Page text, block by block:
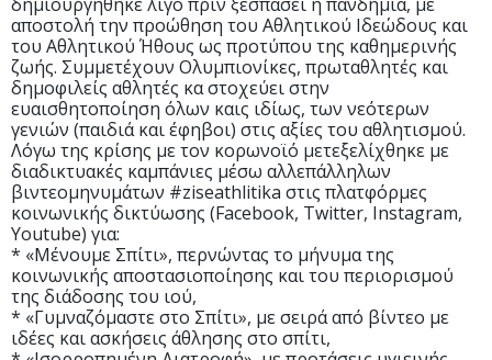
δημιουργήθηκε λίγο πριν ξεσπάσει η πανδημία, με
αποστολή την προώθηση του Αθλητικού Ιδεώδους και
του Αθλητικού Ήθους ως προτύπου της καθημερινής
ζωής. Συμμετέχουν Ολυμπιονίκες, πρωταθλητές και
δημοφιλείς αθλητές κα στοχεύει στην
ευαισθητοποίηση όλων καις ιδίως, των νεότερων
γενιών (παιδιά και έφηβοι) στις αξίες του αθλητισμού.
Λόγω της κρίσης με τον κορωνοϊό μετεξελίχθηκε με
διαδικτυακές καμπάνιες μέσω αλλεπάλληλων
βιντεομηνυμάτων #ziseathlitika στις πλατφόρμες
κοινωνικής δικτύωσης (Facebook, Twitter, Instagram,
Youtube) για:
* «Μένουμε Σπίτι», περνώντας το μήνυμα της
κοινωνικής αποστασιοποίησης και του περιορισμού
της διάδοσης του ιού,
* «Γυμναζόμαστε στο Σπίτι», με σειρά από βίντεο με
ιδέες και ασκήσεις άθλησης στο σπίτι,